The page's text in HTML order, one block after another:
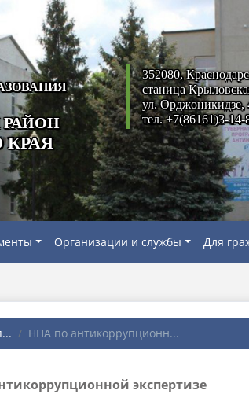
КРАЯ
352080,
станица
ул. Орджоникидзе,
тел. +7(86161)3-14-
Организации и службы Для
НПА по антикоррупционн...
экспертизе